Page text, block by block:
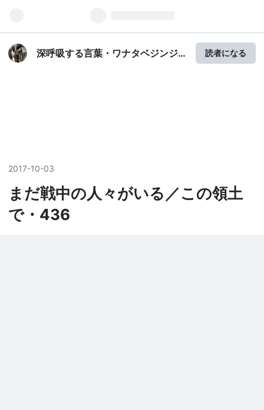
深呼吸する言葉・ワナタベジンジ
読者になる
2017-10-03
まだ戦中の人々がいる／この領土
で・436